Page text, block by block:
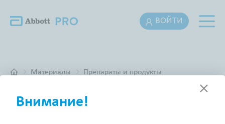
ВОЙТИ
Материалы Препараты и продукты
ПРЕПАРАТЫ И ПРОДУКТЫ
Внимание!